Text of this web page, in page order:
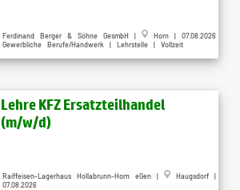
Ferdinand Berger & Söhne GesmbH |
Horn | 07.08.2026
Gewerbliche Berufe/Handwerk | Lehrstelle | Vollzeit
Lehre KFZ Ersatzteilhandel
(m/w/d)
Raiffeisen-Lagerhaus Hollabrunn-Horn eGen |
Haugsdorf |
07.08.2026